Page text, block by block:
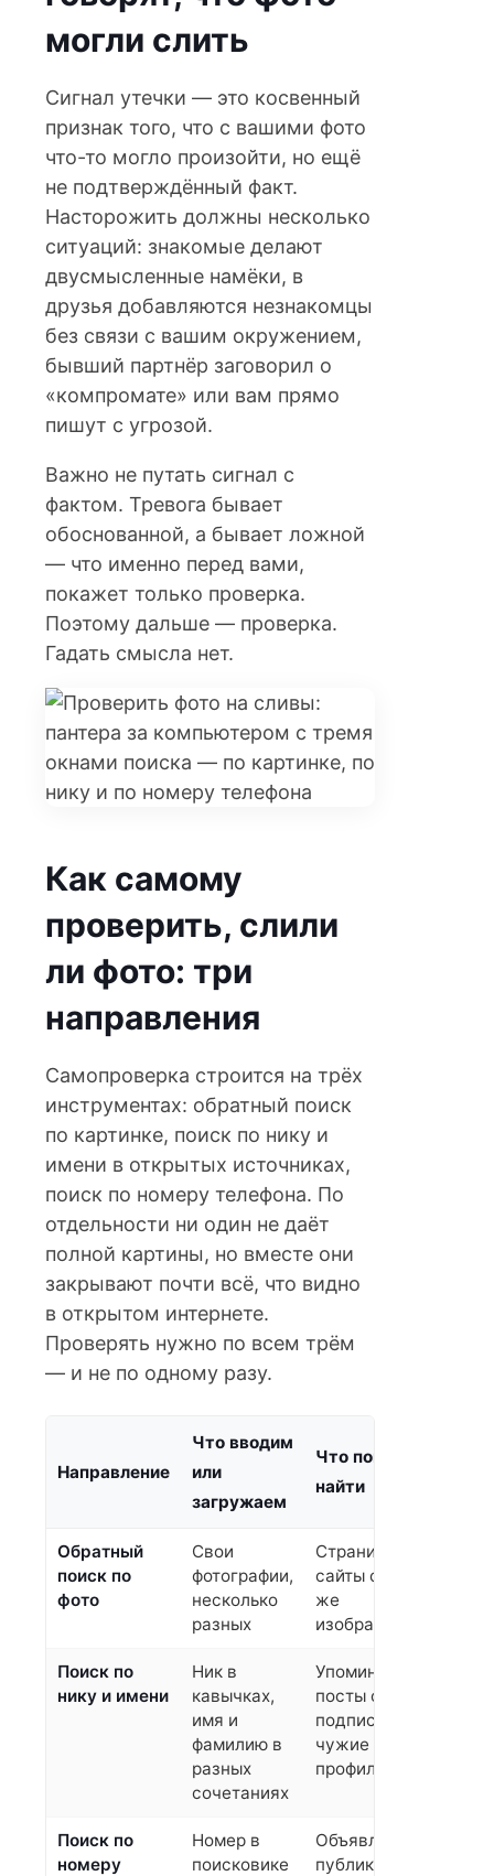
могли слить
Сигнал утечки — это косвенный
признак того, что с вашими фото
что-то могло произойти, но ещё
не подтверждённый факт.
Насторожить должны несколько
ситуаций: знакомые делают
двусмысленные намёки, в
друзья добавляются незнакомцы
без связи с вашим окружением,
бывший партнёр заговорил о
«компромате» или вам прямо
пишут с угрозой.
Важно не путать сигнал с
фактом. Тревога бывает
обоснованной, а бывает ложной
— что именно перед вами,
покажет только проверка.
Поэтому дальше — проверка.
Гадать смысла нет.
Как самому
проверить, слили
ли фото: три
направления
Самопроверка строится на трёх
инструментах: обратный поиск
по картинке, поиск по нику и
имени в открытых источниках,
поиск по номеру телефона. По
отдельности ни один не даёт
полной картины, но вместе они
закрывают почти всё, что видно
в открытом интернете.
Проверять нужно по всем трём
— и не по одному разу.
Направление
Что вводим
или
загружаем
Что помогает
найти
Обратный
поиск по
фото
Свои
фотографии,
несколько
разных
Страницы и
сайты с тем
же
изображением
Поиск по
нику и имени
Ник в
кавычках,
имя и
фамилию в
разных
сочетаниях
Упоминания и
посты с
подписью,
чужие
профили
Поиск по
номеру
Номер в
поисковике
Объявления и
публикации,